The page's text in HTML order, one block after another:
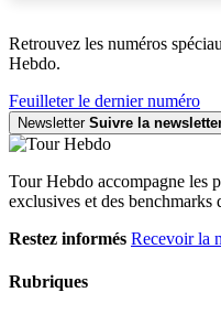
Retrouvez les numéros
Hebdo.
Feuilleter le dernier numéro
Newsletter Suivre la
Tour Hebdo accompagne les
exclusives et des benchmarks
Restez informés Recevoir la
Rubriques